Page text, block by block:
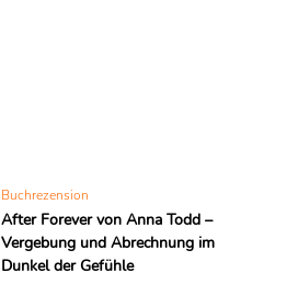
Buchrezension
After Forever von Anna Todd –
Vergebung und Abrechnung im
Dunkel der Gefühle